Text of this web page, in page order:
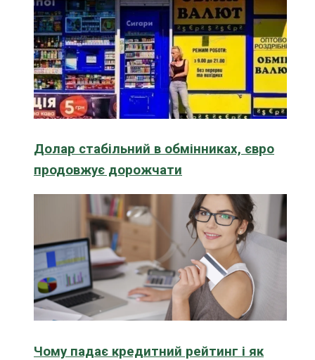
Долар стабільний в обмінниках, євро
продовжує дорожчати
Чому падає кредитний рейтинг і як